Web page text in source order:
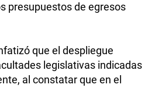
presupuestos de egresos
que el despliegue
legislativas indicadas
al constatar que en el